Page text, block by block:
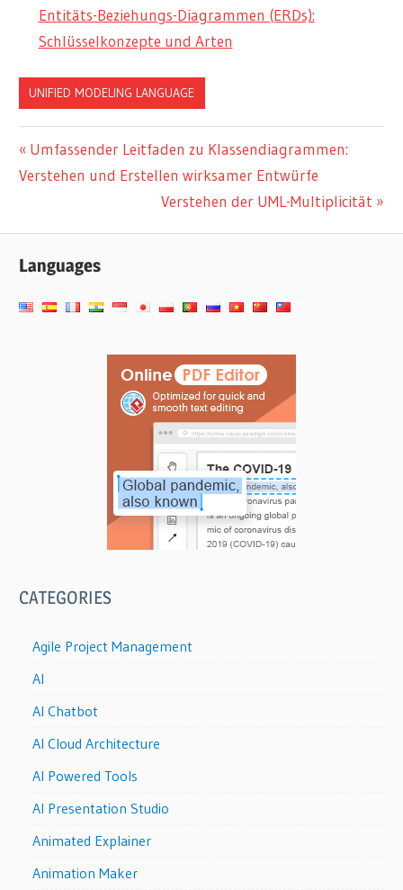
Entitäts-Beziehungs-Diagrammen (ERDs):
Schlüsselkonzepte und Arten
UNIFIED MODELING LANGUAGE
Beitragsnavigation
Vorheriger
Beitrag:
Umfassender Leitfaden zu Klassendiagrammen:
Verstehen und Erstellen wirksamer Entwürfe
Nächster
Verstehen der UML-Multiplicität
Languages
CATEGORIES
Agile Project Management
AI
AI Chatbot
AI Cloud Architecture
AI Powered Tools
AI Presentation Studio
Animated Explainer
Animation Maker